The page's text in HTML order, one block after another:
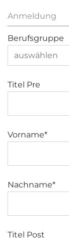
Anmeldung
Berufsgruppe
Titel Pre
Vorname*
Nachname*
Titel Post